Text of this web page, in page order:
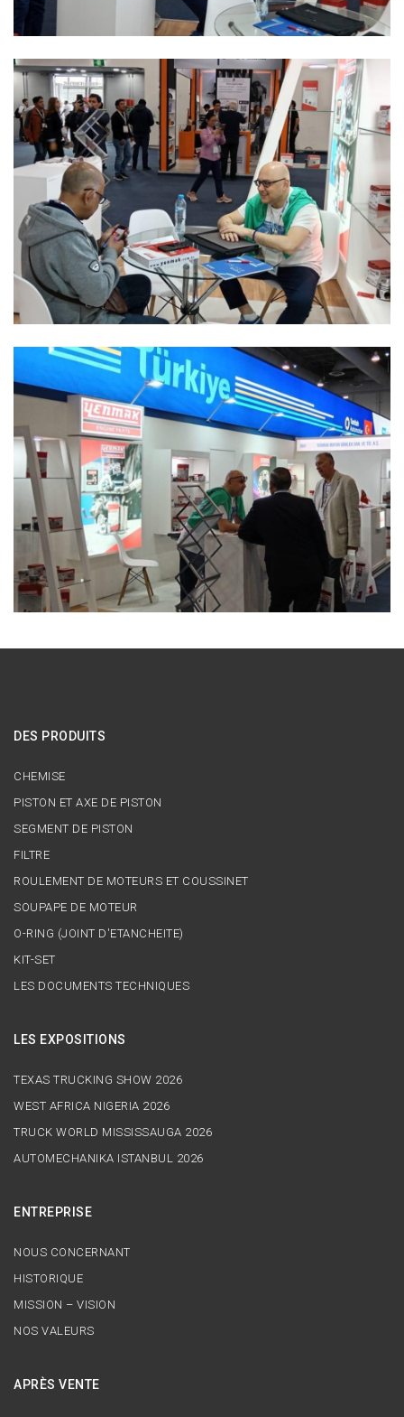
DES PRODUITS
CHEMISE
PISTON ET AXE DE PISTON
SEGMENT DE PISTON
FILTRE
ROULEMENT DE MOTEURS ET COUSSINET
SOUPAPE DE MOTEUR
O-RING (JOINT D'ETANCHEITE)
KIT-SET
LES DOCUMENTS TECHNIQUES
LES EXPOSITIONS
TEXAS TRUCKING SHOW 2026
WEST AFRICA NIGERIA 2026
TRUCK WORLD MISSISSAUGA 2026
AUTOMECHANIKA ISTANBUL 2026
ENTREPRISE
NOUS CONCERNANT
HISTORIQUE
MISSION – VISION
NOS VALEURS
APRÈS VENTE